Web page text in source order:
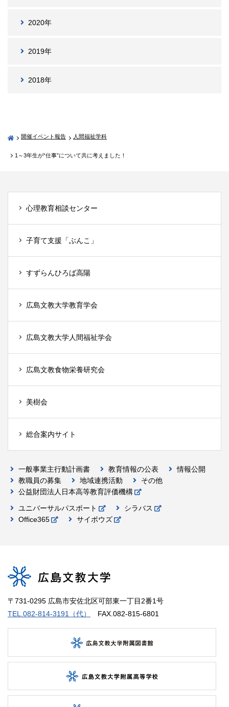
2020年
2019年
2018年
開催イベント報告 人間福祉学科
1～3年生が“仕事”について共に考えました！
心理教育相談センター
子育て支援「ぶんこ」
すずらんひろば高陽
広島文教大学教育学会
広島文教大学人間福祉学会
広島文教食物栄養研究会
美樹会
総合案内サイト
一般事業主行動計画書 教育情報の公表
情報公開
教職員の募集
地域連携活動
その他
公益財団法人日本高等教育評価機構
ユニバーサルパスポート
シラバス
Office365
サイボウズ
〒731-0295 広島市安佐北区可部東一丁目2番1号
TEL.082-814-3191（代）
FAX.082-815-6801